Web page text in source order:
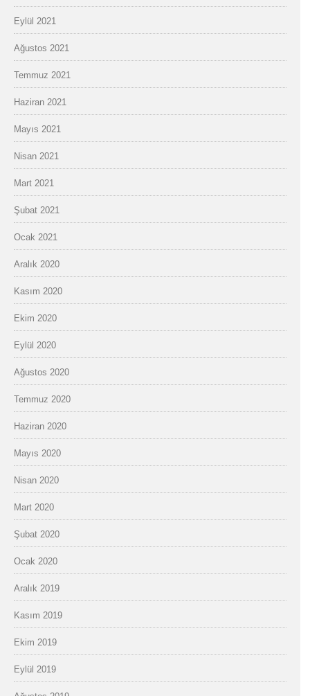
Eylül 2021
Ağustos 2021
Temmuz 2021
Haziran 2021
Mayıs 2021
Nisan 2021
Mart 2021
Şubat 2021
Ocak 2021
Aralık 2020
Kasım 2020
Ekim 2020
Eylül 2020
Ağustos 2020
Temmuz 2020
Haziran 2020
Mayıs 2020
Nisan 2020
Mart 2020
Şubat 2020
Ocak 2020
Aralık 2019
Kasım 2019
Ekim 2019
Eylül 2019